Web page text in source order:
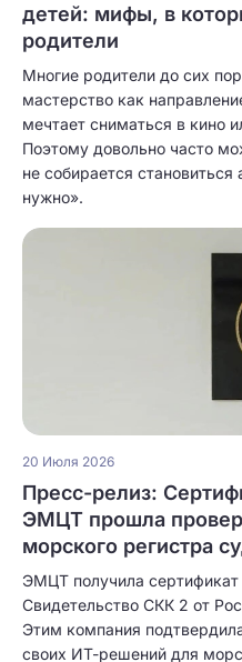
детей: мифы, в
родители
Многие родители до сих
мастерство как
мечтает сниматься в кино
Поэтому довольно часто
не собирается
нужно».
20 Июля 2026
Пресс-релиз:
ЭМЦТ прошла
морского регистра
ЭМЦТ получила сертификат
Свидетельство СКК 2 от
Этим компания
своих ИТ-решений для